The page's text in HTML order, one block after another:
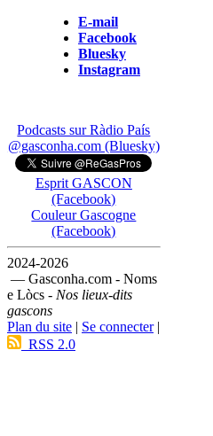
E-mail
Facebook
Bluesky
Instagram
Podcasts sur Ràdio País
@gasconha.com (Bluesky)
Esprit GASCON
(Facebook)
Couleur Gascogne
(Facebook)
2024-2026
— Gasconha.com - Noms
e Lòcs - Nos lieux-dits
gascons
Plan du site | Se connecter|
RSS 2.0